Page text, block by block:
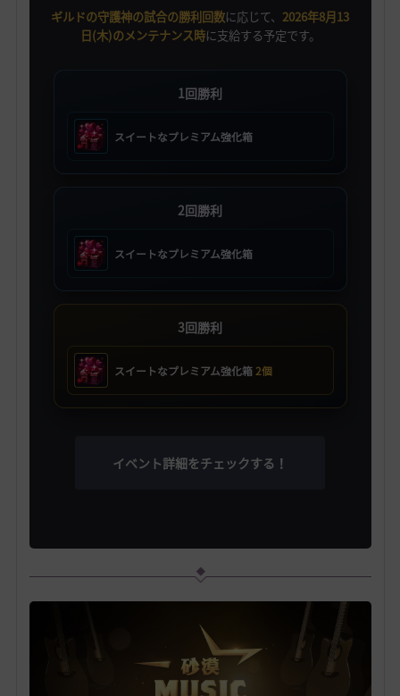
ギルドの守護神の試合の勝利回数に応じて、 2026年8月13
日(木)のメンテナンス時に支給する予定です。
1回勝利
スイートなプレミアム強化箱
2回勝利
スイートなプレミアム強化箱
3回勝利
スイートなプレミアム強化箱2個
イベント詳細をチェックする！